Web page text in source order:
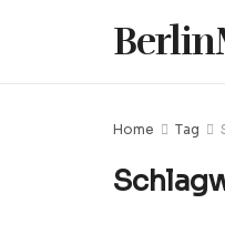
Home Tag